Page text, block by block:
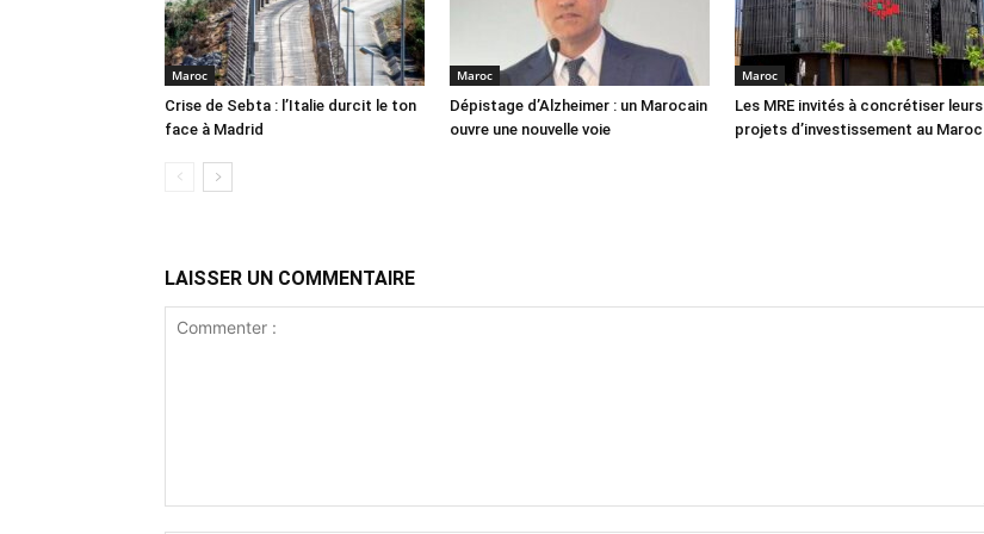
Maroc
Crise de Sebta : l’Italie durcit le ton
face à Madrid
Maroc
Dépistage d’Alzheimer : un Marocain
ouvre une nouvelle voie
Maroc
Les MRE invités à concrétiser leurs
projets d’investissement au Maroc
LAISSER UN COMMENTAIRE